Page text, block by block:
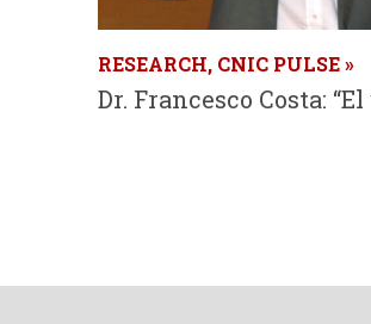
RESEARCH, CNIC PULSE
Dr. Francesco Costa: